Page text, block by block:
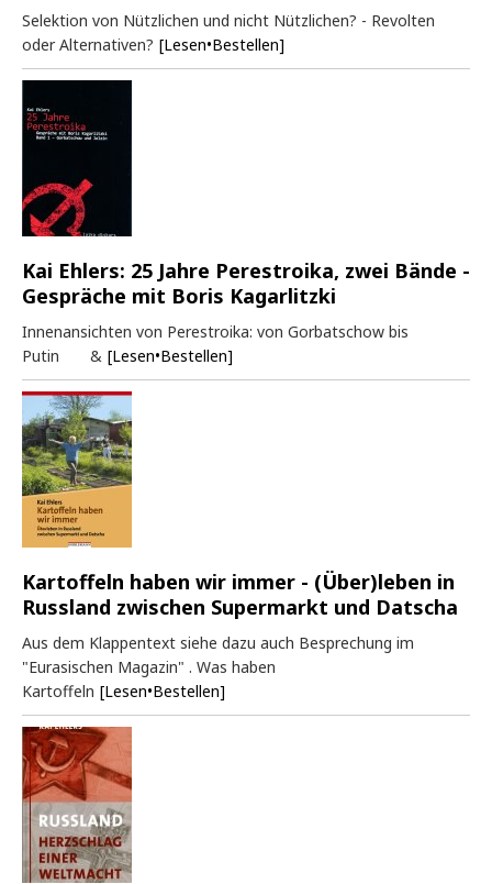
Selektion von Nützlichen und nicht Nützlichen? - Revolten
oder Alternativen? [Lesen•Bestellen]
Kai Ehlers: 25 Jahre Perestroika, zwei Bände -
Gespräche mit Boris Kagarlitzki
Innenansichten von Perestroika: von Gorbatschow bis
Putin & [Lesen•Bestellen]
Kartoffeln haben wir immer - (Über)leben in
Russland zwischen Supermarkt und Datscha
Aus dem Klappentext siehe dazu auch Besprechung im
"Eurasischen Magazin" . Was haben
Kartoffeln [Lesen•Bestellen]